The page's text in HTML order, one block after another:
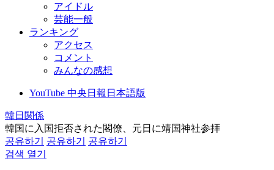
アイドル
芸能一般
ランキング
アクセス
コメント
みんなの感想
YouTube 中央日報日本語版
韓日関係
韓国に入国拒否された閣僚、元日に靖国神社参拝
공유하기
공유하기
공유하기
검색 열기